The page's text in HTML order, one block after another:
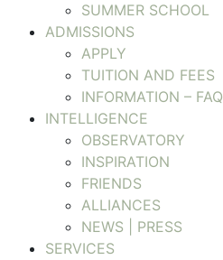
SUMMER SCHOOL
ADMISSIONS
APPLY
TUITION AND FEES
INFORMATION – FAQ
INTELLIGENCE
OBSERVATORY
INSPIRATION
FRIENDS
ALLIANCES
NEWS | PRESS
SERVICES